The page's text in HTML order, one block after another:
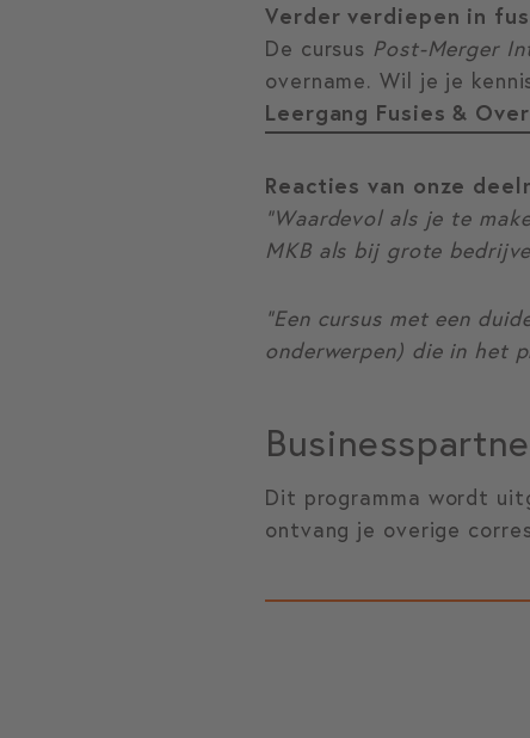
Verder verdiepen in
De cursus Post-Merger
overname. Wil je je
Leergang Fusies &
Reacties van onze
“Waardevol als je te
MKB als bij grote
“Een cursus met een
onderwerpen) die in het
Dit programma wordt
ontvang je overige